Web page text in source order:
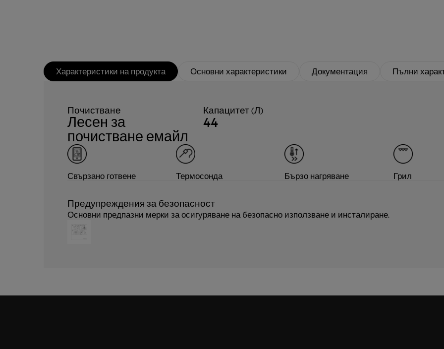
Характеристики на продукта Основни характеристики Документация Пълни
Почистване
Лесен за
почистване емайл
Капацитет (Л)
44
Свързано готвене Термосонда Бързо нагряване Грил
Предупреждения за безопасност
Основни предпазни мерки за осигуряване на безопасно използване и инсталиране.